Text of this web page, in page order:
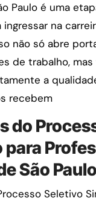
Paulo é uma
na
não só abre
de trabalho,
a
recebem
do
para
São Paulo
Seletivo